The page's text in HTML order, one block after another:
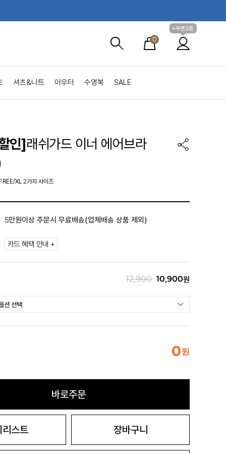
0
+쿠폰2종
셔츠&니트 아우터 수영복 SALE
인]래쉬가드 이너 에어브라
XL 2가지 사이즈
5만원이상 주문시 무료배송(업체배송 상품 제외)
카드 혜택 안내 +
12,900 10,900원
0원
바로주문
리스트 장바구니